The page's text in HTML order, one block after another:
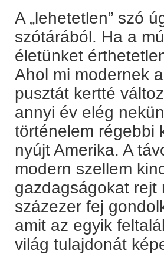
A „lehetetlen” szó
szótárából. Ha a
életünket
Ahol mi modernek
pusztát kertté
annyi év elég
történelem régebbi
nyújt Amerika. A
modern szellem
gazdagságokat
százezer fej
amit az egyik
világ tulajdonát